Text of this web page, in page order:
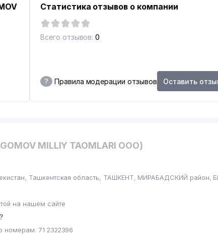
Статистика отзывов о компании
Всего отзывов: 0
? Правила модерации отзывов Оставить
MILLIY TAOMLARI ООО)
Ташкентская область, ТАШКЕНТ, МИРАБАДСКИЙ район,
на нашем сайте
номерам: 71 2322396